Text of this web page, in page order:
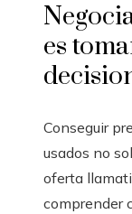
es
Conseguir
usados no
oferta
comprender